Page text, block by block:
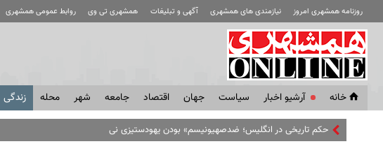
روزنامه همشهری امروز نیازمندی های همشهری آگهی و تبلیغات همشهری تی وی روابط عمومی همشهری
خانه آرشیو اخبار سياست جهان اقتصاد جامعه شهر محله زندگی
حکم تاریخی در انگلیس؛ ضدصهیونیسم» بودن یهودستیزی نیست